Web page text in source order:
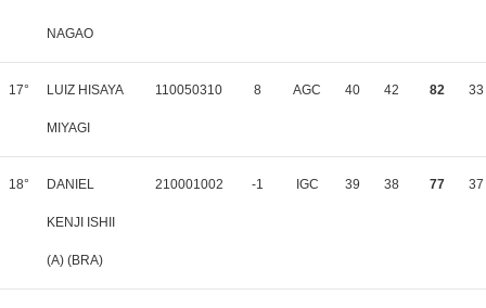
NAGAO
17° LUIZ HISAYA
MIYAGI
110050310 8 AGC 40 42 82 33
18° DANIEL
KENJI ISHII
(A) (BRA)
210001002 -1 IGC 39 38 77 37